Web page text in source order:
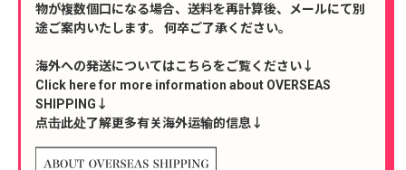
物が複数個口になる場合、送料を再計算後、メールにて別
途ご案内いたします。 何卒ご了承ください。
海外への発送についてはこちらをご覧ください↓
Click here for more information about OVERSEAS
SHIPPING↓
点击此处了解更多有关海外运输的信息↓